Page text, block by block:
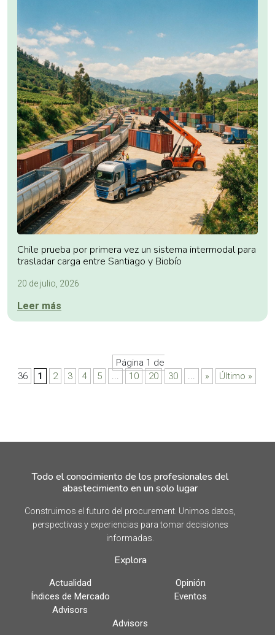
Chile prueba por primera vez un sistema intermodal para
trasladar carga entre Santiago y Biobío
20 de julio, 2026
Leer más
Página 1 de
36
1 2 3 4 5 ... 10 20 30 ... » Último »
Todo el conocimiento de los profesionales del
abastecimiento en un solo lugar
Construimos el futuro del procurement. Unimos datos,
perspectivas y experiencias para tomar decisiones
informadas.
Explora
Actualidad
Opinión
Índices de Mercado
Eventos
Advisors
Advisors